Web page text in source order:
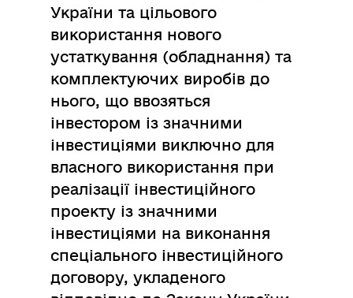
України та цільового
використання нового
устаткування (обладнання) та
комплектуючих виробів до
нього, що ввозяться
інвестором із значними
інвестиціями виключно для
власного використання при
реалізації інвестиційного
проекту із значними
інвестиціями на виконання
спеціального інвестиційного
договору, укладеного